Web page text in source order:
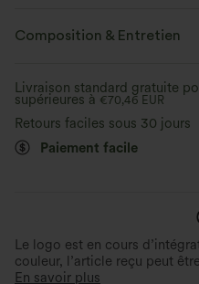
Le design portefeuille flatte et crée
Taille plate
Taille haute Jambe large
Composition & Entretien
Livraison standard gratuite
supérieures à €70,46 EUR
Retours faciles sous 30 jours
Paiement facile
Le logo est en cours
couleur, l’article reçu peut
En savoir plus